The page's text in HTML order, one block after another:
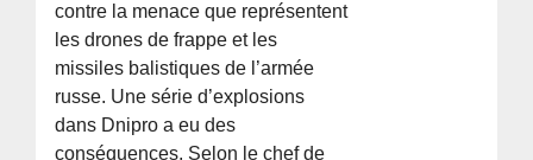
contre la menace que représentent
les drones de frappe et les
missiles balistiques de l’armée
russe. Une série d’explosions
dans Dnipro a eu des
conséquences. Selon le chef de